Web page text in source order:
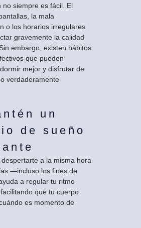
no siempre es fácil. El
la mala
o los horarios irregulares
gravemente la calidad
embargo, existen hábitos
que pueden
mejor y disfrutar de
verdaderamente
un
de sueño
a la misma hora
—incluso los fines de
a regular tu ritmo
que tu cuerpo
es momento de